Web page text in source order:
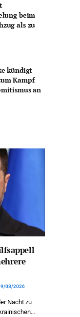
beim
als zu
kündigt
Kampf
an
08/2026
Nacht zu